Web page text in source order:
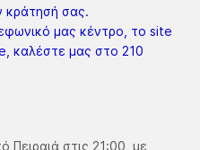
κράτησή σας.
μας κέντρο, το site
καλέστε μας στο 210
Πειραιά στις 21:00, με